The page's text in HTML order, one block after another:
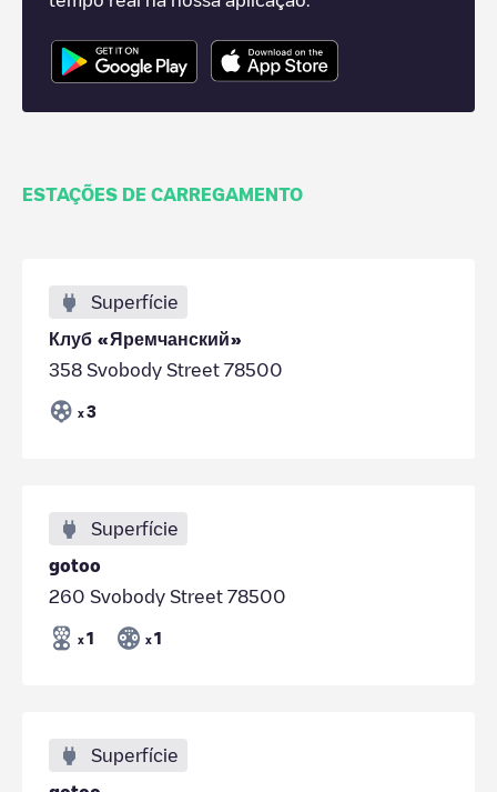
ESTAÇÕES DE CARREGAMENTO
Superfície
Клуб «Яремчанский»
358 Svobody Street 78500
x 3
Superfície
gotoo
260 Svobody Street 78500
x 1 x 1
Superfície